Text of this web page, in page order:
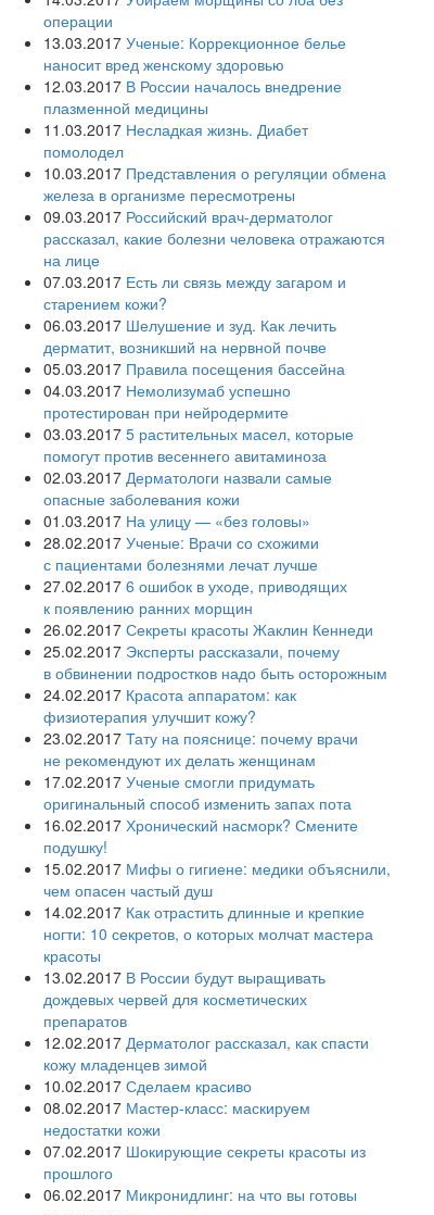
операции
13.03.2017 Ученые: Коррекционное белье
наносит вред женскому здоровью
12.03.2017 В России началось внедрение
плазменной медицины
11.03.2017 Несладкая жизнь. Диабет
помолодел
10.03.2017 Представления о регуляции обмена
железа в организме пересмотрены
09.03.2017 Российский врач-дерматолог
рассказал, какие болезни человека отражаются
на лице
07.03.2017 Есть ли связь между загаром и
старением кожи?
06.03.2017 Шелушение и зуд. Как лечить
дерматит, возникший на нервной почве
05.03.2017 Правила посещения бассейна
04.03.2017 Немолизумаб успешно
протестирован при нейродермите
03.03.2017 5 растительных масел, которые
помогут против весеннего авитаминоза
02.03.2017 Дерматологи назвали самые
опасные заболевания кожи
01.03.2017 На улицу — «без головы»
28.02.2017 Ученые: Врачи со схожими
с пациентами болезнями лечат лучше
27.02.2017 6 ошибок в уходе, приводящих
к появлению ранних морщин
26.02.2017 Секреты красоты Жаклин Кеннеди
25.02.2017 Эксперты рассказали, почему
в обвинении подростков надо быть осторожным
24.02.2017 Красота аппаратом: как
физиотерапия улучшит кожу?
23.02.2017 Тату на пояснице: почему врачи
не рекомендуют их делать женщинам
17.02.2017 Ученые смогли придумать
оригинальный способ изменить запах пота
16.02.2017 Хронический насморк? Смените
подушку!
15.02.2017 Мифы о гигиене: медики объяснили,
чем опасен частый душ
14.02.2017 Как отрастить длинные и крепкие
ногти: 10 секретов, о которых молчат мастера
красоты
13.02.2017 В России будут выращивать
дождевых червей для косметических
препаратов
12.02.2017 Дерматолог рассказал, как спасти
кожу младенцев зимой
10.02.2017 Сделаем красиво
08.02.2017 Мастер-класс: маскируем
недостатки кожи
07.02.2017 Шокирующие секреты красоты из
прошлого
06.02.2017 Микронидлинг: на что вы готовы